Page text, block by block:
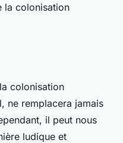
la colonisation
colonisation
ne remplacera jamais
il peut nous
ludique et